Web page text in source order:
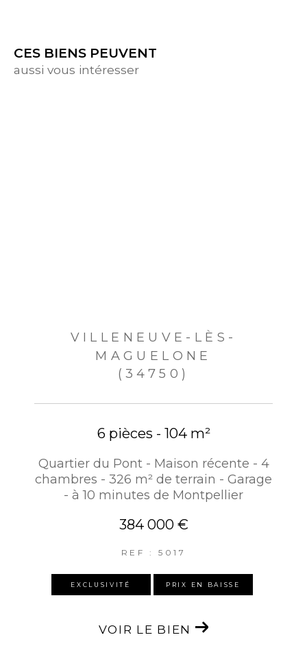
CES BIENS PEUVENT
aussi vous intéresser
VILLENEUVE-LÈS-
MAGUELONE
(34750)
6 pièces - 104 m²
Quartier du Pont - Maison récente - 4
chambres - 326 m² de terrain - Garage
- à 10 minutes de Montpellier
384 000 €
REF : 5017
EXCLUSIVITÉ PRIX EN BAISSE
VOIR LE BIEN